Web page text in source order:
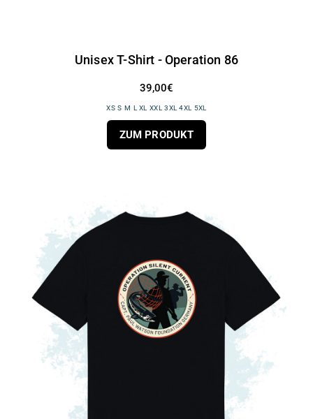
Unisex T-Shirt - Operation 86
39,00€
XS S M L XL XXL 3XL 4XL 5XL
ZUM PRODUKT